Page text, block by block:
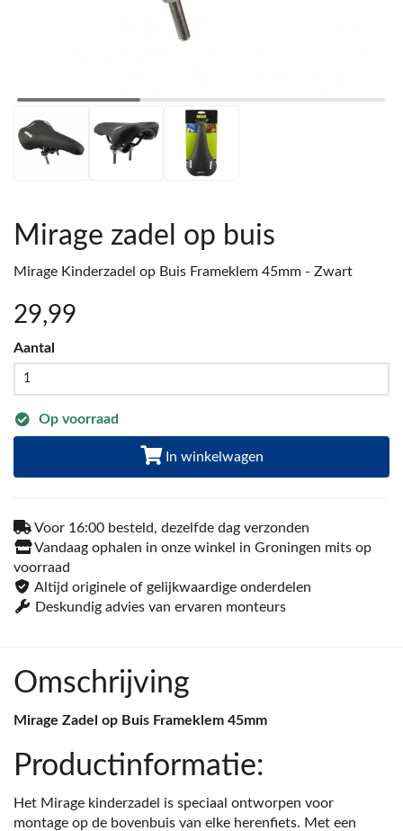
Mirage zadel op buis
Mirage Kinderzadel op Buis Frameklem 45mm - Zwart
29,99
Aantal
Op voorraad
In winkelwagen
Voor 16:00 besteld, dezelfde dag verzonden
Vandaag ophalen in onze winkel in Groningen mits op
voorraad
Altijd originele of gelijkwaardige onderdelen
Deskundig advies van ervaren monteurs
Omschrijving
Mirage Zadel op Buis Frameklem 45mm
Productinformatie:
Het Mirage kinderzadel is speciaal ontworpen voor
montage op de bovenbuis van elke herenfiets. Met een